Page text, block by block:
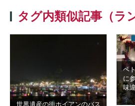
タグ内類似記事（ラ
世界遺産の街ホイアンのバス
ベ
に
味